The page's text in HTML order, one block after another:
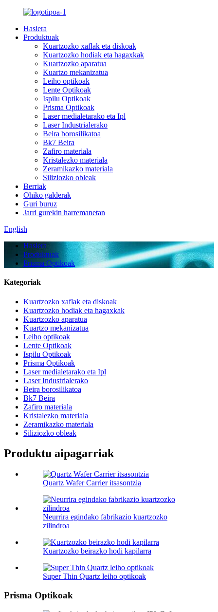
Hasiera
Produktuak
Kuartzozko xaflak eta diskoak
Kuartzozko hodiak eta hagaxkak
Kuartzozko aparatua
Kuartzo mekanizatua
Leiho optikoak
Lente Optikoak
Ispilu Optikoak
Prisma Optikoak
Laser medialetarako eta Ipl
Laser Industrialerako
Beira borosilikatoa
Bk7 Beira
Zafiro materiala
Kristalezko materiala
Zeramikazko materiala
Siliziozko obleak
Berriak
Ohiko galderak
Guri buruz
Jarri gurekin harremanetan
English
Hasiera
Produktuak
Prisma Optikoak
Kategoriak
Kuartzozko xaflak eta diskoak
Kuartzozko hodiak eta hagaxkak
Kuartzozko aparatua
Kuartzo mekanizatua
Leiho optikoak
Lente Optikoak
Ispilu Optikoak
Prisma Optikoak
Laser medialetarako eta Ipl
Laser Industrialerako
Beira borosilikatoa
Bk7 Beira
Zafiro materiala
Kristalezko materiala
Zeramikazko materiala
Siliziozko obleak
Produktu aipagarriak
Quartz Wafer Carrier itsasontzia
Neurrira egindako fabrikazio kuartzozko
zilindroa
Kuartzozko beirazko hodi kapilarra
Super Thin Quartz leiho optikoak
Prisma Optikoak